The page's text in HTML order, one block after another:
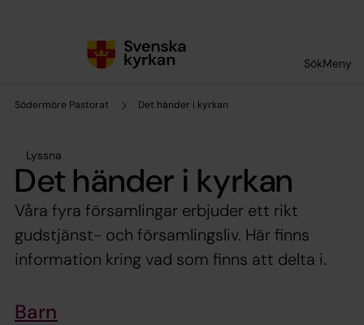
SökMeny
Södermöre Pastorat Det händer i kyrkan
Lyssna
Det händer i kyrkan
Våra fyra församlingar erbjuder ett rikt
gudstjänst- och församlingsliv. Här finns
information kring vad som finns att delta i.
Barn